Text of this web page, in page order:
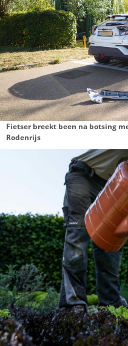
TNO: geen gezamenlijke
D66 stelt raadsvragen
Lansingerland